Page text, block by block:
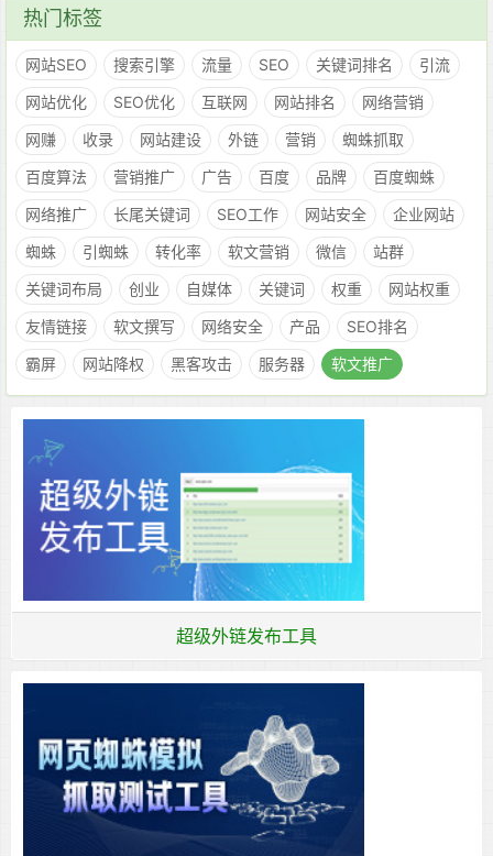
热门标签
网站SEO 搜索引擎 流量 SEO 关键词排名
引流
网站优化
SEO优化 互联网 网站排名
网络营销
网赚
收录 网站建设 外链 营销
蜘蛛抓取
百度算法
营销推广 广告 百度 品牌
百度蜘蛛
网络推广
长尾关键词 SEO工作 网站安全
企业网站
蜘蛛
引蜘蛛 转化率 软文营销 微信
站群
关键词布局
创业 自媒体 关键词 权重
网站权重
友情链接
软文撰写 网络安全 产品
SEO排名
霸屏
网站降权 黑客攻击 服务器 软文推广
超级外链发布工具